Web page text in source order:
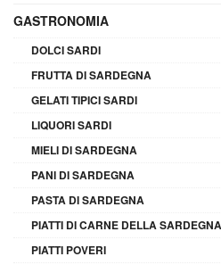
GASTRONOMIA
DOLCI SARDI
FRUTTA DI SARDEGNA
GELATI TIPICI SARDI
LIQUORI SARDI
MIELI DI SARDEGNA
PANI DI SARDEGNA
PASTA DI SARDEGNA
PIATTI DI CARNE DELLA SARDEGNA
PIATTI POVERI